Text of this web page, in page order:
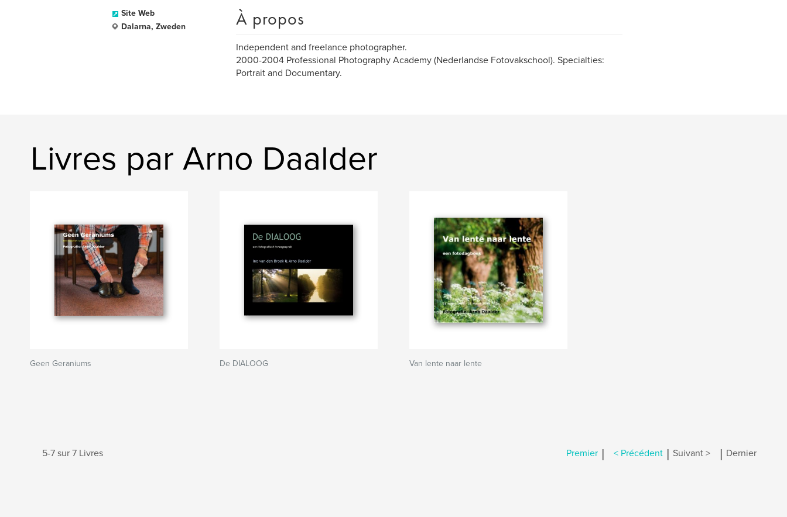
Site Web
Dalarna, Zweden
À propos
Independent and freelance photographer.
2000-2004 Professional Photography Academy (Nederlandse Fotovakschool). Specialties:
Portrait and Documentary.
Livres par Arno Daalder
Geen Geraniums De DIALOOG Van lente naar lente
5-7 sur 7 Livres Premier | < Précédent | Suivant > | Dernier